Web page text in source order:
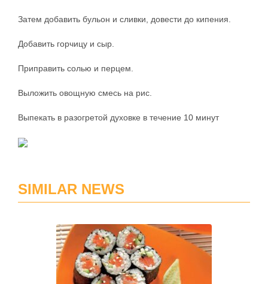
Затем добавить бульон и сливки, довести до кипения.
Добавить горчицу и сыр.
Приправить солью и перцем.
Выложить овощную смесь на рис.
Выпекать в разогретой духовке в течение 10 минут
SIMILAR NEWS